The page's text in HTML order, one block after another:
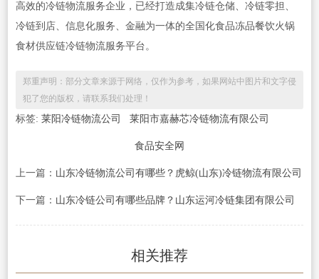
高效的冷链物流服务企业，已经打造成集冷链仓储、冷链零担、
冷链到店、信息化服务、金融为一体的全国化食品冻品餐饮火锅
食材供应链冷链物流服务平台。
郑重声明：部分文章来源于网络，仅作为参考，如果网站中图片和文字侵
犯了您的版权，请联系我们处理！
标签: 莱阳冷链物流公司 莱阳市嘉赫芯冷链物流有限公司
食品安全网
上一篇： 山东冷链物流公司有哪些？虎鲸(山东)冷链物流有限公司
下一篇： 山东冷链公司有哪些品牌？山东运河冷链集团有限公司
相关推荐